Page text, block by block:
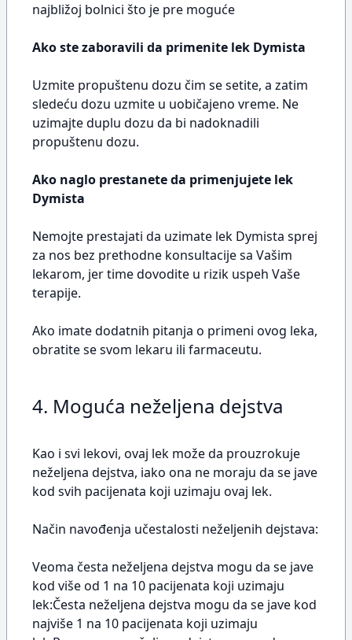
najbližoj bolnici što je pre moguće
Ako ste zaboravili da primenite lek Dymista
Uzmite propuštenu dozu čim se setite, a zatim
sledeću dozu uzmite u uobičajeno vreme. Ne
uzimajte duplu dozu da bi nadoknadili
propuštenu dozu.
Ako naglo prestanete da primenjujete lek
Dymista
Nemojte prestajati da uzimate lek Dymista sprej
za nos bez prethodne konsultacije sa Vašim
lekarom, jer time dovodite u rizik uspeh Vaše
terapije.
Ako imate dodatnih pitanja o primeni ovog leka,
obratite se svom lekaru ili farmaceutu.
4. Moguća neželjena dejstva
Kao i svi lekovi, ovaj lek može da prouzrokuje
neželjena dejstva, iako ona ne moraju da se jave
kod svih pacijenata koji uzimaju ovaj lek.
Način navođenja učestalosti neželjenih dejstava:
Veoma česta neželjena dejstva mogu da se jave
kod više od 1 na 10 pacijenata koji uzimaju
lek:Česta neželjena dejstva mogu da se jave kod
najviše 1 na 10 pacijenata koji uzimaju